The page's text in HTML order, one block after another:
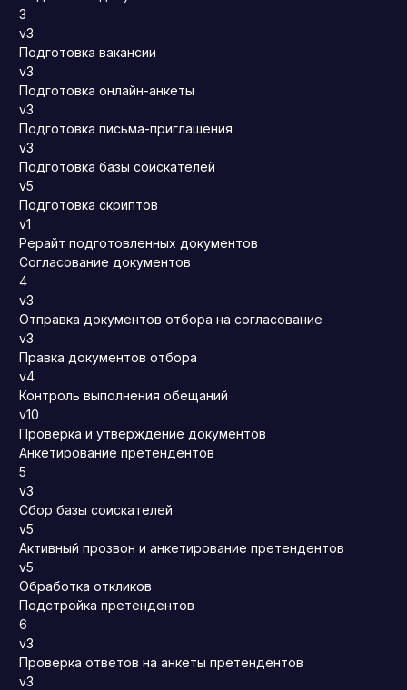
3
v3
Подготовка вакансии
v3
Подготовка онлайн-анкеты
v3
Подготовка письма-приглашения
v3
Подготовка базы соискателей
v5
Подготовка скриптов
v1
Рерайт подготовленных документов
Согласование документов
4
v3
Отправка документов отбора на согласование
v3
Правка документов отбора
v4
Контроль выполнения обещаний
v10
Проверка и утверждение документов
Анкетирование претендентов
5
v3
Сбор базы соискателей
v5
Активный прозвон и анкетирование претендентов
v5
Обработка откликов
Подстройка претендентов
6
v3
Проверка ответов на анкеты претендентов
v3